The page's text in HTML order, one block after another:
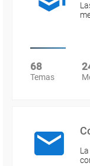
68
Temas